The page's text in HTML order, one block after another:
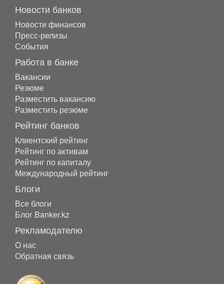
Новости банков
Новости финансов
Пресс-релизы
События
Работа в банке
Вакансии
Резюме
Разместить вакансию
Разместить резюме
Рейтинг банков
Клиентский рейтинг
Рейтинг по активам
Рейтинг по капиталу
Международный рейтинг
Блоги
Все блоги
Блог Banker.kz
Рекламодателю
О нас
Обратная связь